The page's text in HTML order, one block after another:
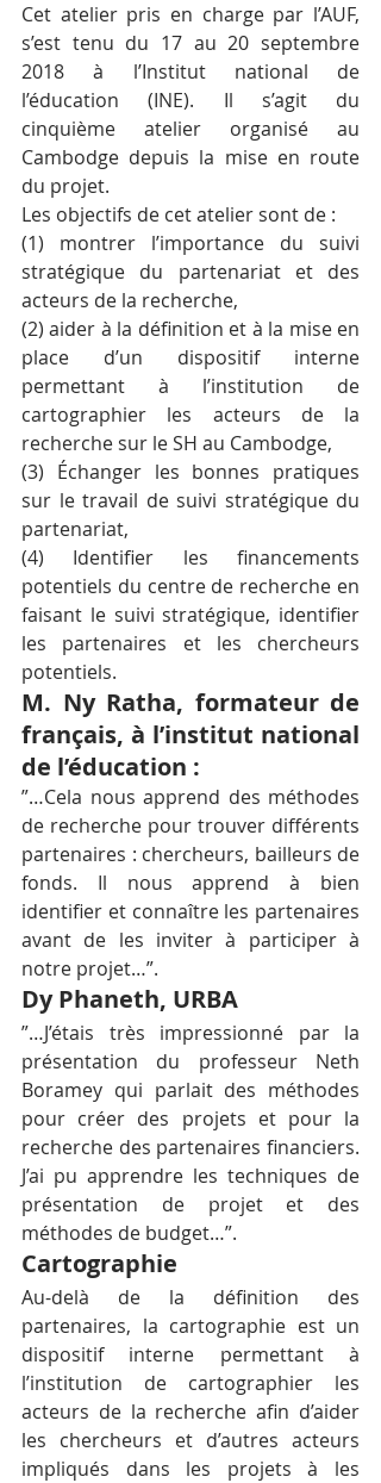
Cet atelier pris en charge par l’AUF,
s’est tenu du 17 au 20 septembre
2018 à l’Institut national de
l’éducation (INE). Il s’agit du
cinquième atelier organisé au
Cambodge depuis la mise en route
du projet.
Les objectifs de cet atelier sont de :
(1) montrer l’importance du suivi
stratégique du partenariat et des
acteurs de la recherche,
(2) aider à la définition et à la mise en
place d’un dispositif interne
permettant à l’institution de
cartographier les acteurs de la
recherche sur le SH au Cambodge,
(3) Échanger les bonnes pratiques
sur le travail de suivi stratégique du
partenariat,
(4) Identifier les financements
potentiels du centre de recherche en
faisant le suivi stratégique, identifier
les partenaires et les chercheurs
potentiels.
M. Ny Ratha, formateur de
français, à l’institut national
de l’éducation :
”…Cela nous apprend des méthodes
de recherche pour trouver différents
partenaires : chercheurs, bailleurs de
fonds. Il nous apprend à bien
identifier et connaître les partenaires
avant de les inviter à participer à
notre projet…”.
Dy Phaneth, URBA
”…J’étais très impressionné par la
présentation du professeur Neth
Boramey qui parlait des méthodes
pour créer des projets et pour la
recherche des partenaires financiers.
J’ai pu apprendre les techniques de
présentation de projet et des
méthodes de budget…”.
Cartographie
Au-delà de la définition des
partenaires, la cartographie est un
dispositif interne permettant à
l’institution de cartographier les
acteurs de la recherche afin d’aider
les chercheurs et d’autres acteurs
impliqués dans les projets à les